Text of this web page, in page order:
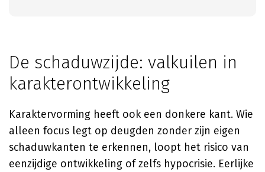
De schaduwzijde: valkuilen in
karakterontwikkeling
Karaktervorming heeft ook een donkere kant. Wie
alleen focus legt op deugden zonder zijn eigen
schaduwkanten te erkennen, loopt het risico van
eenzijdige ontwikkeling of zelfs hypocrisie. Eerlijke